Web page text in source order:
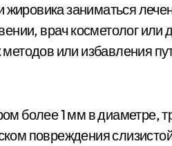
жировика заниматься
врач косметолог или
или избавления
более 1 мм в диаметре,
повреждения